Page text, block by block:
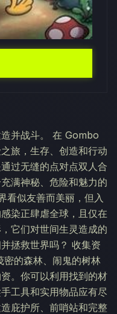
并战斗。 在 Gombo
旅，生存、创造和行动
过无缝的点对点双人合
满神秘、危险和魅力的
看似友善而美丽，但入
染正肆虐全球，且仅在
它们对世间生灵造成的
拯救世界吗？ 收集资
的森林、闹鬼的树林
。你可以利用找到的材
工具和实用物品应有尽
庇护所、前哨站和完整